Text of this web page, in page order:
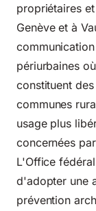
propriétaires
Genève et à
périurbaines
constituent
communes
usage plus
concernées
L'Office
d'adopter une
prévention